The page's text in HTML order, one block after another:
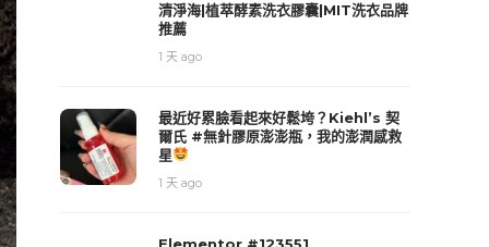
清淨海|植萃酵素洗衣膠囊|MIT洗衣品牌
推薦
1 天 ago
最近好累臉看起來好鬆垮？Kiehl’s 契
爾氏 #無針膠原澎澎瓶，我的澎潤感救
星
1 天 ago